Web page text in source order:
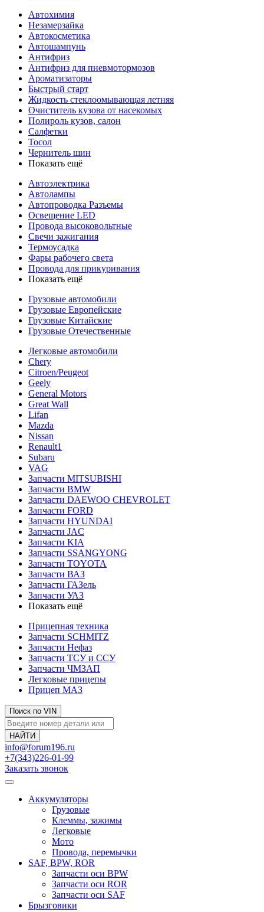
Автохимия
Незамерзайка
Автокосметика
Автошампунь
Антифриз
Антифриз для пневмотормозов
Ароматизаторы
Быстрый старт
Жидкость стеклоомывающая летняя
Очиститель кузова от насекомых
Полироль кузов, салон
Салфетки
Тосол
Чернитель шин
Показать ещё
Автоэлектрика
Автолампы
Автопроводка Разъемы
Освещение LED
Провода высоковольтные
Свечи зажигания
Термоусадка
Фары рабочего света
Провода для прикуривания
Показать ещё
Грузовые автомобили
Грузовые Европейские
Грузовые Китайские
Грузовые Отечественные
Легковые автомобили
Chery
Citroen/Peugeot
Geely
General Motors
Great Wall
Lifan
Mazda
Nissan
Renault1
Subaru
VAG
Запчасти MITSUBISHI
Запчасти BMW
Запчасти DAEWOO CHEVROLET
Запчасти FORD
Запчасти HYUNDAI
Запчасти JAC
Запчасти KIA
Запчасти SSANGYONG
Запчасти TOYOTA
Запчасти ВАЗ
Запчасти ГАЗель
Запчасти УАЗ
Показать ещё
Прицепная техника
Запчасти SCHMITZ
Запчасти Нефаз
Запчасти ТСУ и ССУ
Запчасти ЧМЗАП
Легковые прицепы
Прицеп МАЗ
Поиск по VIN
info@forum196.ru
+7(343)226-01-99
Заказать звонок
Аккумуляторы
Грузовые
Клеммы, зажимы
Легковые
Мото
Провода, перемычки
SAF, BPW, ROR
Запчасти оси BPW
Запчасти оси ROR
Запчасти оси SAF
Брызговики